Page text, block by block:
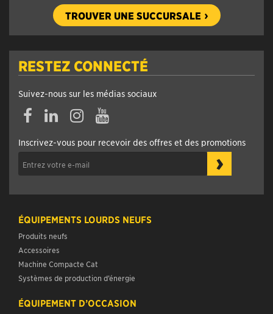
TROUVER UNE SUCCURSALE
RESTEZ CONNECTÉ
Suivez-nous sur les médias sociaux
Inscrivez-vous pour recevoir des offres et des promotions
›
ÉQUIPEMENTS LOURDS NEUFS
Produits neufs
Accessoires
Machine Compacte Cat
Systèmes de production d’énergie
ÉQUIPEMENT D’OCCASION